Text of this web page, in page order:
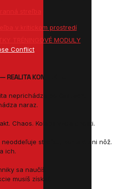
streľba
v kritickom prostredí
TRÉNINGOVÉ MODULY
Conflict
REALITA KONFLIKTU
neprichádza po častiach.
naraz.
Chaos. Kolaps vzdialenosti.
neoddeľuje streľbu, kontakt ani nôž.
ich.
sa naučíš.
musíš získať.